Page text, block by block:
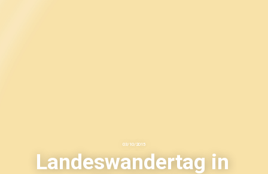
03/10/2015
Landeswandertag in